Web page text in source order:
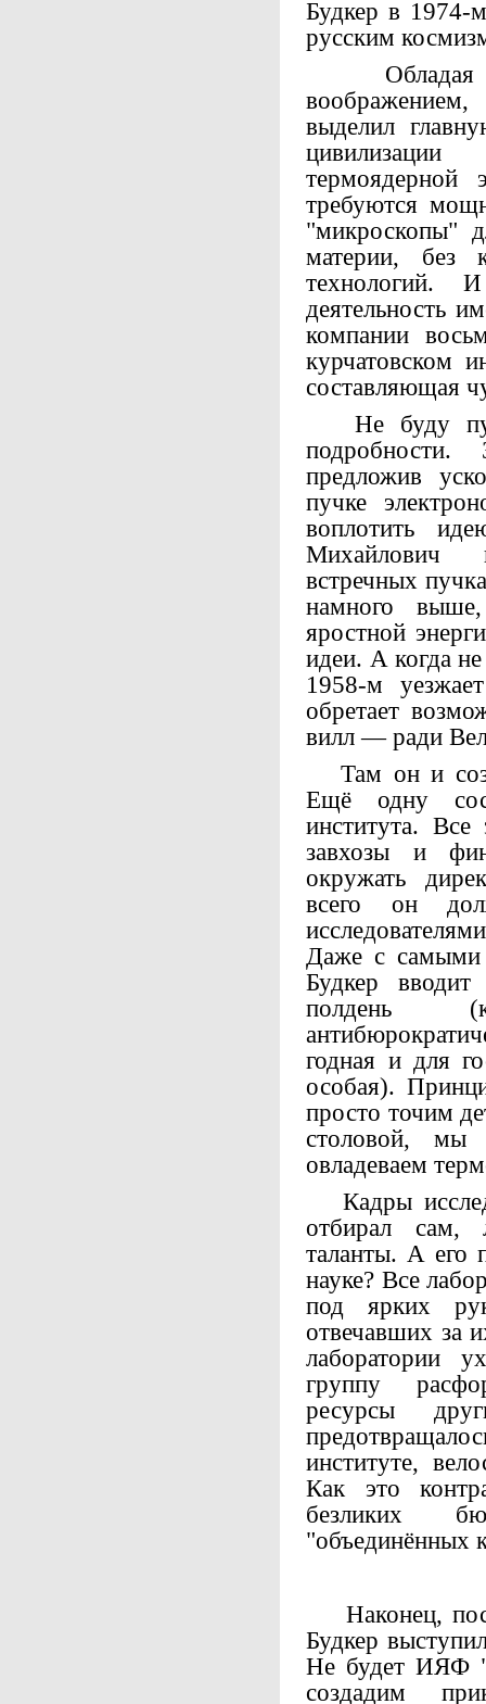
Будкер в 1974-
русским
Обладая
выделил
требуются
"микроскопы"
материи, без
технологий.
деятельность
компании
курчатовском
составляющая
Не буду
предложив
пучке
воплотить
Михайлович
встречных
намного
яростной
идеи. А когда
1958-м
обретает
вилл — ради
Там он и
Ещё одну
института.
завхозы и
окружать
всего он
Даже с самыми
Будкер
полдень
годная и для
особая).
просто точим
столовой, мы
овладеваем
Кадры
отбирал сам,
таланты. А его
науке? Все
под ярких
отвечавших за
лаборатории
группу
ресурсы
институте,
Как это
безликих
"объединённых
Наконец,
Будкер
Не будет ИЯФ
создадим